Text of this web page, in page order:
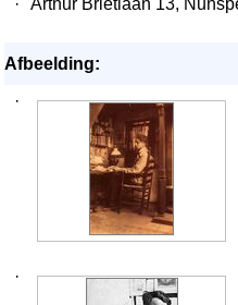
·
Arthur Briëtlaan 13,
Afbeelding:
·
·